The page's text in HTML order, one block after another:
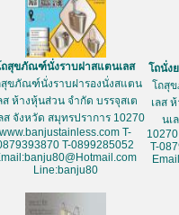
ถสุขภัณฑ์นั่งราบฝาสแตนเลส
สุขภัณฑ์นั่งราบฝารองนั่งสแตน
ส ห้างหุ้นส่วน จำกัด บรรจุสเต
ส จังหวัด สมุทรปราการ 10270
www.banjustainless.com T-
T-0899285052
Line:banju80
โถนั่ง
โถสุ
เลส
นเ
T-